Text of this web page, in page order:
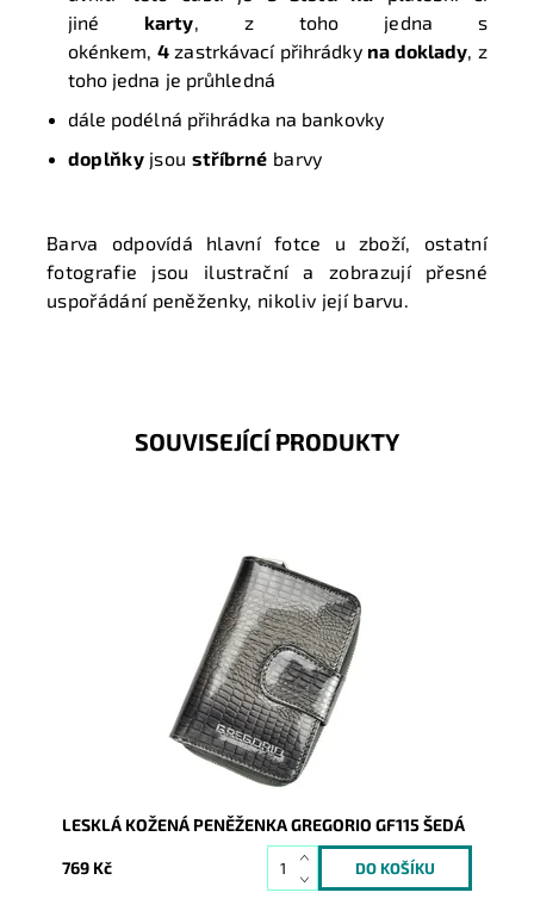
jiné karty, z toho jedna s
okénkem, 4zastrkávací přihrádky na doklady, z
toho jedna je průhledná
dále podélná přihrádka na bankovky
doplňkyjsou stříbrné barvy
Barva odpovídá hlavní fotce u zboží, ostatní
fotografie jsou ilustrační a zobrazují přesné
uspořádání peněženky, nikoliv její barvu.
SOUVISEJÍCÍ PRODUKTY
Peněženka se vzorem hadí kůže je orientována na
výšku. Díky svoji velikostí nezabere moc místa v
Skladem
17050
Gregorio
2 roky
LESKLÁ KOŽENÁ PENĚŽENKA GREGORIO GF115 ŠEDÁ
769 Kč